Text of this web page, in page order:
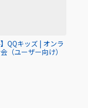
】QQキッズ | オンラ
（ユーザー向け）